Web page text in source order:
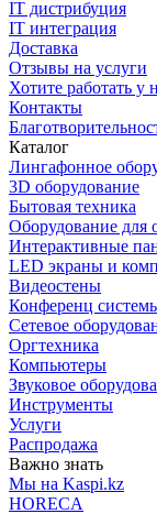
IT дистрибуция
IT интеграция
Доставка
Отзывы на услуги
Хотите работать у
Контакты
Каталог
Лингафонное
3D оборудование
Бытовая техника
Оборудование для
Интерактивные
LED экраны и
Видеостены
Конференц
Сетевое
Оргтехника
Компьютеры
Звуковое
Инструменты
Услуги
Распродажа
Важно знать
Мы на Kaspi.kz
HORECA